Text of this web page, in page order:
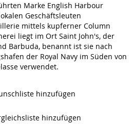
Marke English Harbour
Geschäftsleuten
mittels kupferner Column
liegt im Ort Saint John's, der
Barbuda, benannt ist sie nach
der Royal Navy im Süden von
verwendet.
hinzufügen
hinzufügen